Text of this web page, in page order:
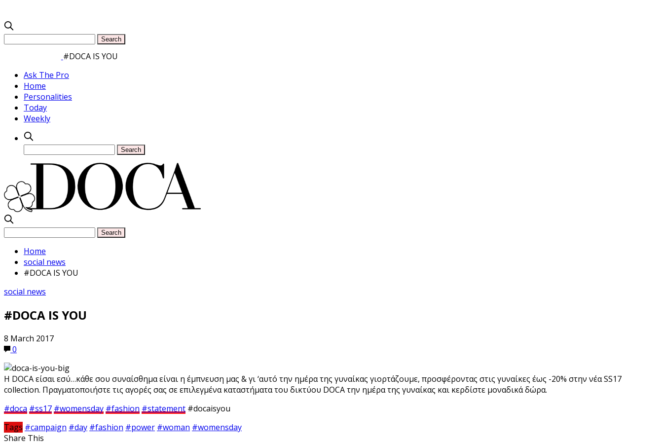
#DOCA IS YOU
Ask The Pro
Home
Personalities
Today
Weekly
Home
social news
#DOCA IS YOU
social news
#DOCA IS YOU
8 March 2017
0
Η DOCA είσαι εσύ…κάθε σου συναίσθημα είναι η έμπνευση μας & γι ‘αυτό την ημέρα της γυναίκας γιορτάζουμε, προσφέροντας στις γυναίκες έως -20% στην νέα SS17
collection. Πραγματοποιήστε τις αγορές σας σε επιλεγμένα καταστήματα του δικτύου DOCA την ημέρα της γυναίκας και κερδίστε μοναδικά δώρα.
#doca #ss17 #womensday #fashion #statement #docaisyou
Tags #campaign #day #fashion #power #woman #womensday
Share This